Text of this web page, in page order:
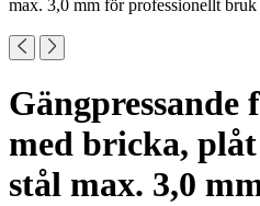
Gängpressande
med bricka,
stål max. 3,0